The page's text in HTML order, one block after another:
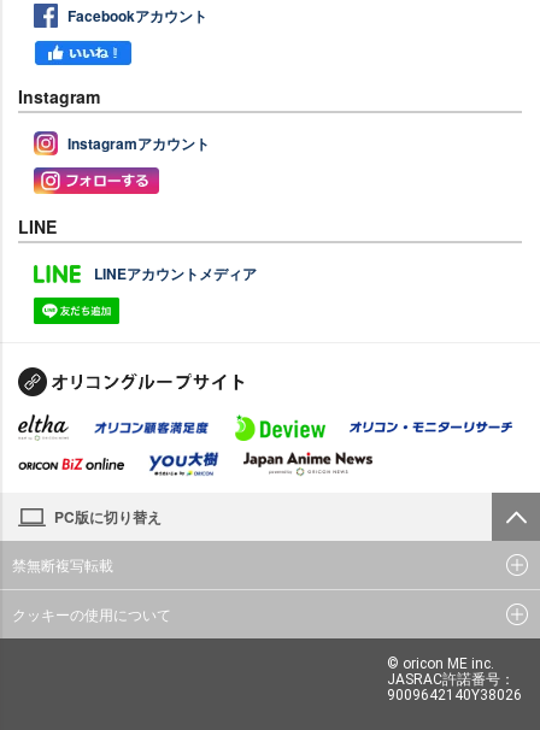
Facebookアカウント
Instagram
Instagramアカウント
LINE
LINEアカウントメディア
PC版に切り替え
禁無断複写転載
クッキーの使用について
© oricon ME inc.
JASRAC許諾番号：
9009642140Y38026